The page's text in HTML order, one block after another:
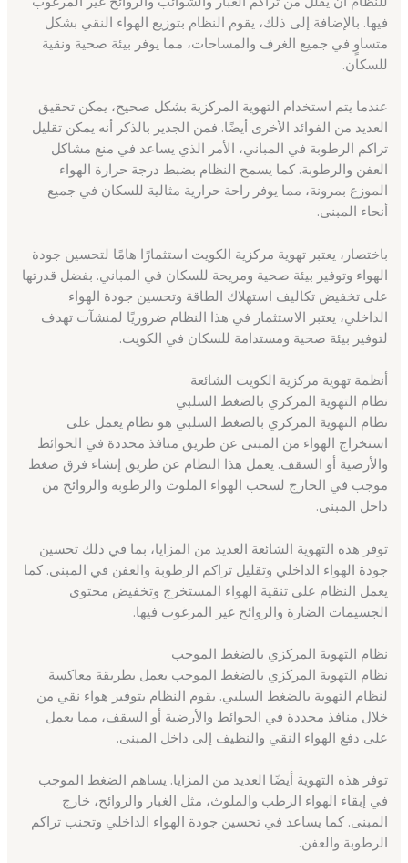
فيها. بالإضافة إلى ذلك، يقوم النظام بتوزيع الهواء النقي بشكل
متساوٍ في جميع الغرف والمساحات، مما يوفر بيئة صحية ونقية
للسكان.
عندما يتم استخدام التهوية المركزية بشكل صحيح، يمكن تحقيق
العديد من الفوائد الأخرى أيضًا. فمن الجدير بالذكر أنه يمكن تقليل
تراكم الرطوبة في المباني، الأمر الذي يساعد في منع مشاكل
العفن والرطوبة. كما يسمح النظام بضبط درجة حرارة الهواء
الموزع بمرونة، مما يوفر راحة حرارية مثالية للسكان في جميع
أنحاء المبنى.
باختصار، يعتبر تهوية مركزية الكويت استثمارًا هامًا لتحسين جودة
الهواء وتوفير بيئة صحية ومريحة للسكان في المباني. بفضل قدرتها
على تخفيض تكاليف استهلاك الطاقة وتحسين جودة الهواء
الداخلي، يعتبر الاستثمار في هذا النظام ضروريًا لمنشآت تهدف
لتوفير بيئة صحية ومستدامة للسكان في الكويت.
أنظمة تهوية مركزية الكويت الشائعة
نظام التهوية المركزي بالضغط السلبي
نظام التهوية المركزي بالضغط السلبي هو نظام يعمل على
استخراج الهواء من المبنى عن طريق منافذ محددة في الحوائط
والأرضية أو السقف. يعمل هذا النظام عن طريق إنشاء فرق ضغط
موجب في الخارج لسحب الهواء الملوث والرطوبة والروائح من
داخل المبنى.
توفر هذه التهوية الشائعة العديد من المزايا، بما في ذلك تحسين
جودة الهواء الداخلي وتقليل تراكم الرطوبة والعفن في المبنى. كما
يعمل النظام على تنقية الهواء المستخرج وتخفيض محتوى
الجسيمات الضارة والروائح غير المرغوب فيها.
نظام التهوية المركزي بالضغط الموجب
نظام التهوية المركزي بالضغط الموجب يعمل بطريقة معاكسة
لنظام التهوية بالضغط السلبي. يقوم النظام بتوفير هواء نقي من
خلال منافذ محددة في الحوائط والأرضية أو السقف، مما يعمل
على دفع الهواء النقي والنظيف إلى داخل المبنى.
توفر هذه التهوية أيضًا العديد من المزايا. يساهم الضغط الموجب
في إبقاء الهواء الرطب والملوث، مثل الغبار والروائح، خارج
المبنى. كما يساعد في تحسين جودة الهواء الداخلي وتجنب تراكم
الرطوبة والعفن.